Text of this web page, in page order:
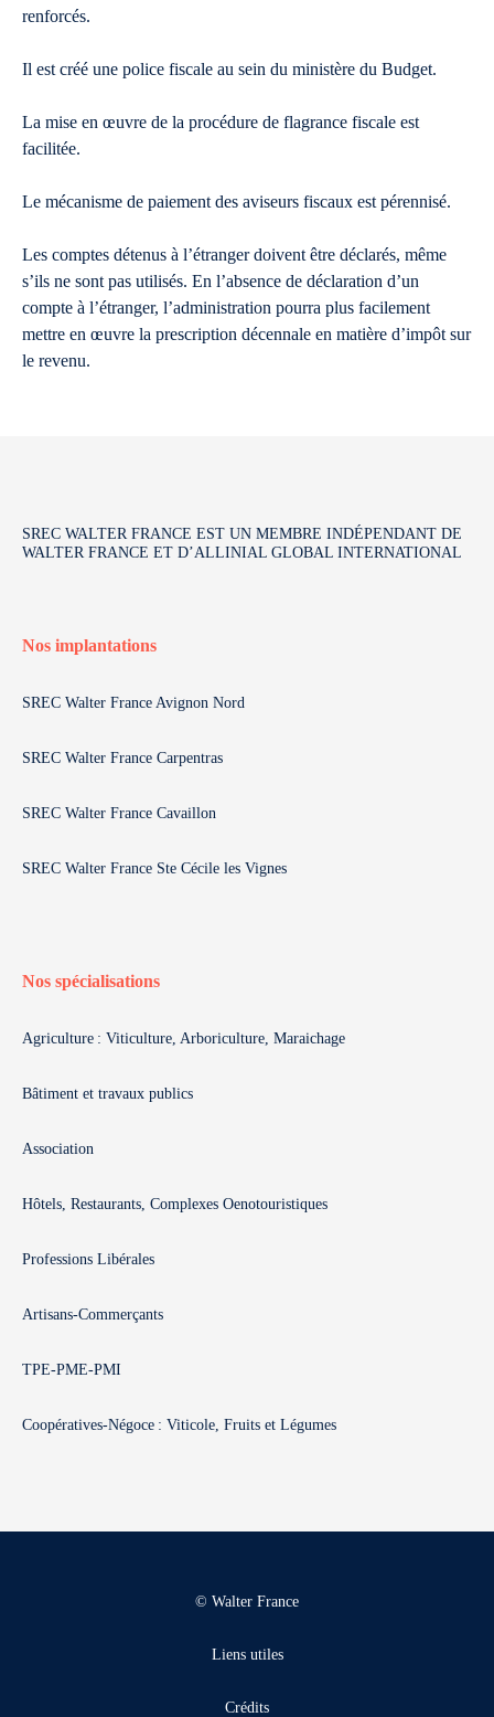
renforcés.
Il est créé une police fiscale au sein du ministère du Budget.
La mise en œuvre de la procédure de flagrance fiscale est
facilitée.
Le mécanisme de paiement des aviseurs fiscaux est pérennisé.
Les comptes détenus à l’étranger doivent être déclarés, même
s’ils ne sont pas utilisés. En l’absence de déclaration d’un
compte à l’étranger, l’administration pourra plus facilement
mettre en œuvre la prescription décennale en matière d’impôt sur
le revenu.
SREC WALTER FRANCE EST UN MEMBRE INDÉPENDANT DE
WALTER FRANCE ET D’ALLINIAL GLOBAL INTERNATIONAL
Nos implantations
SREC Walter France Avignon Nord
SREC Walter France Carpentras
SREC Walter France Cavaillon
SREC Walter France Ste Cécile les Vignes
Nos spécialisations
Agriculture : Viticulture, Arboriculture, Maraichage
Bâtiment et travaux publics
Association
Hôtels, Restaurants, Complexes Oenotouristiques
Professions Libérales
Artisans-Commerçants
TPE-PME-PMI
Coopératives-Négoce : Viticole, Fruits et Légumes
© Walter France
Liens utiles
Crédits